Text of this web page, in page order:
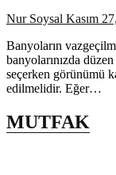
Nur Soysal Kasım
Banyoların
banyolarınızda
seçerken görünümü
edilmelidir. Eğer…
MUTFAK